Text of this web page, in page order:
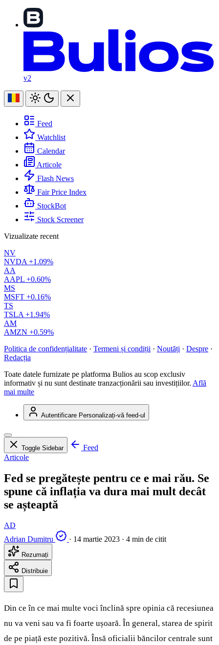
v2
Feed
Watchlist
Calendar
Articole
Flash News
Fair Price Index
StockBot
Stock Screener
Vizualizate recent
NV
NVDA +1.09%
AA
AAPL +0.60%
MS
MSFT +0.16%
TS
TSLA +1.94%
AM
AMZN +0.59%
Politica de confidențialitate · Termeni și condiții · Noutăți · Despre ·
Redacția
Toate datele furnizate pe platforma Bulios au scop exclusiv
informativ și nu sunt destinate tranzacționării sau investițiilor. Află
mai multe
Autentificare Personalizați-vă feed-ul
Toggle Sidebar
Feed
Articole
Fed se pregătește pentru ce e mai rău. Se
spune că inflația va dura mai mult decât
se așteaptă
AD
Adrian Dumitru
· 14 martie 2023 · 4 min de citit
Rezumați
Distribuie
Din ce în ce mai multe voci înclină spre opinia că recesiunea
nu va veni sau va fi foarte ușoară. În general, starea de spirit
de pe piață este pozitivă. Însă oficialii băncilor centrale sunt